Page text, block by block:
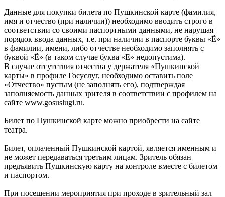
Данные для покупки билета по Пушкинской карте (фамилия,
имя и отчество (при наличии)) необходимо вводить строго в
соответствии со своими паспортными данными, не нарушая
порядок ввода данных, т.е. при наличии в паспорте буквы «Ё»
в фамилии, имени, либо отчестве необходимо заполнять с
буквой «Ё» (в таком случае буква «Е» недопустима).
В случае отсутствия отчества у держателя «Пушкинской
карты» в профиле Госуслуг, необходимо оставить поле
«Отчество» пустым (не заполнять его), подтверждая
заполняемость данных зрителя в соответствии с профилем на
сайте www.gosuslugi.ru.
Билет по Пушкинской карте можно приобрести на сайте
театра.
Билет, оплаченный Пушкинской картой, является именным и
не может передаваться третьим лицам. Зритель обязан
предъявить Пушкинскую карту на контроле вместе с билетом
и паспортом.
При посещении мероприятия при проходе в зрительный зал